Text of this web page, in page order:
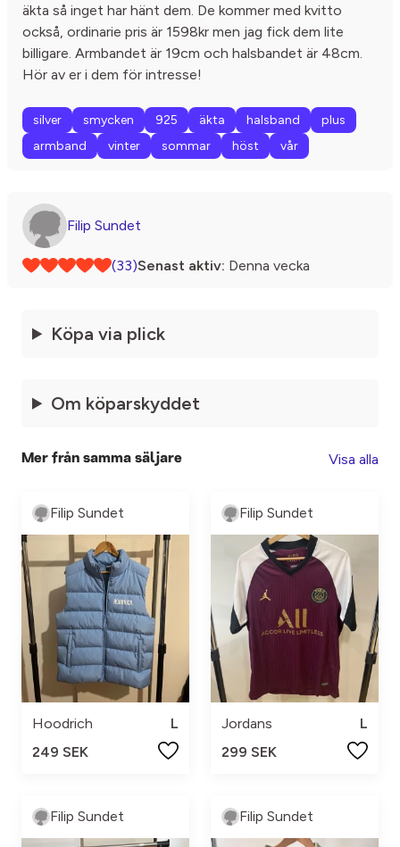
äkta så inget har hänt dem. De kommer med kvitto
också, ordinarie pris är 1598kr men jag fick dem lite
billigare. Armbandet är 19cm och halsbandet är 48cm.
Hör av er i dem för intresse!
silver smycken 925 äkta halsband
plus
armband
vinter sommar höst vår
Filip Sundet
(33)Senast aktiv: Denna vecka
Köpa via plick
Om köparskyddet
Mer från samma säljare Visa alla
Filip Sundet
Hoodrich
L
249 SEK
Filip Sundet
Jordans
L
299 SEK
Filip Sundet Filip Sundet